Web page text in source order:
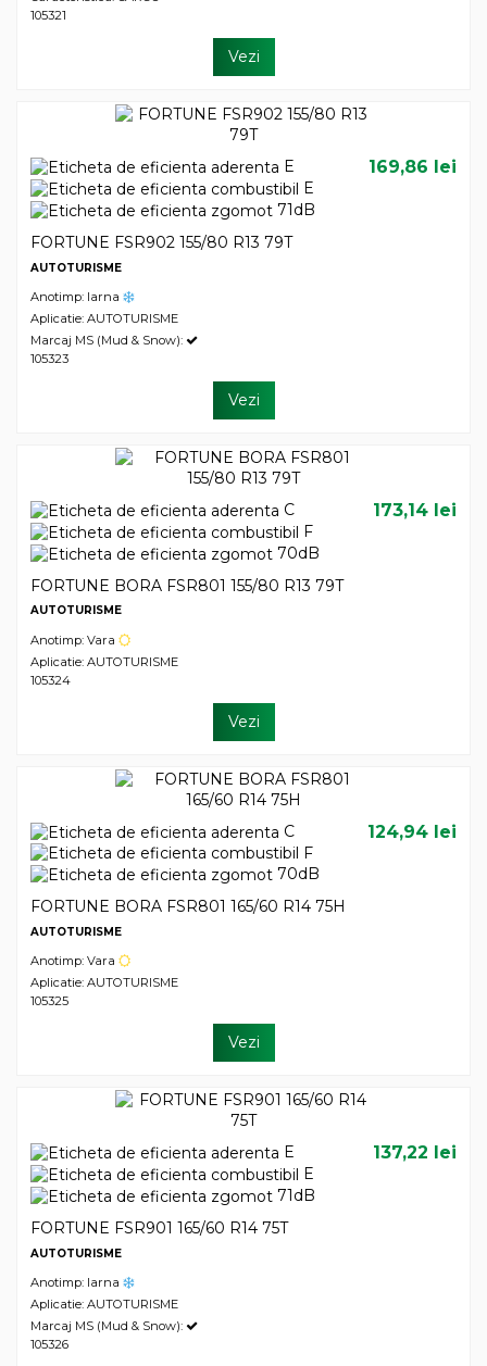
105321
Vezi
E
E
71dB
FORTUNE FSR902 155/80 R13 79T
AUTOTURISME
Anotimp: Iarna
Aplicatie: AUTOTURISME
Marcaj MS (Mud & Snow):
105323
169,86 lei
Vezi
C
F
70dB
FORTUNE BORA FSR801 155/80 R13 79T
AUTOTURISME
Anotimp: Vara
Aplicatie: AUTOTURISME
105324
173,14 lei
Vezi
C
F
70dB
FORTUNE BORA FSR801 165/60 R14 75H
AUTOTURISME
Anotimp: Vara
Aplicatie: AUTOTURISME
105325
124,94 lei
Vezi
E
E
71dB
FORTUNE FSR901 165/60 R14 75T
AUTOTURISME
Anotimp: Iarna
Aplicatie: AUTOTURISME
Marcaj MS (Mud & Snow):
105326
137,22 lei